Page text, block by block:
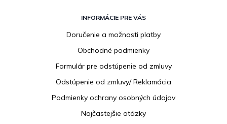
INFORMÁCIE PRE VÁS
Doručenie a možnosti platby
Obchodné podmienky
Formulár pre odstúpenie od zmluvy
Odstúpenie od zmluvy/ Reklamácia
Podmienky ochrany osobných údajov
Najčastejšie otázky